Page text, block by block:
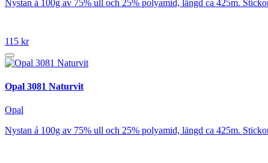
Nystan á 100g av 75% ull och 25% polyamid, längd ca 425m.
115 kr
Opal 3081 Naturvit
Opal
Nystan á 100g av 75% ull och 25% polyamid, längd ca 425m.